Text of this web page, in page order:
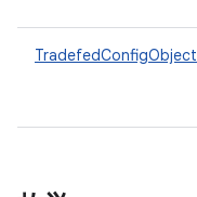
TradefedConfigObject